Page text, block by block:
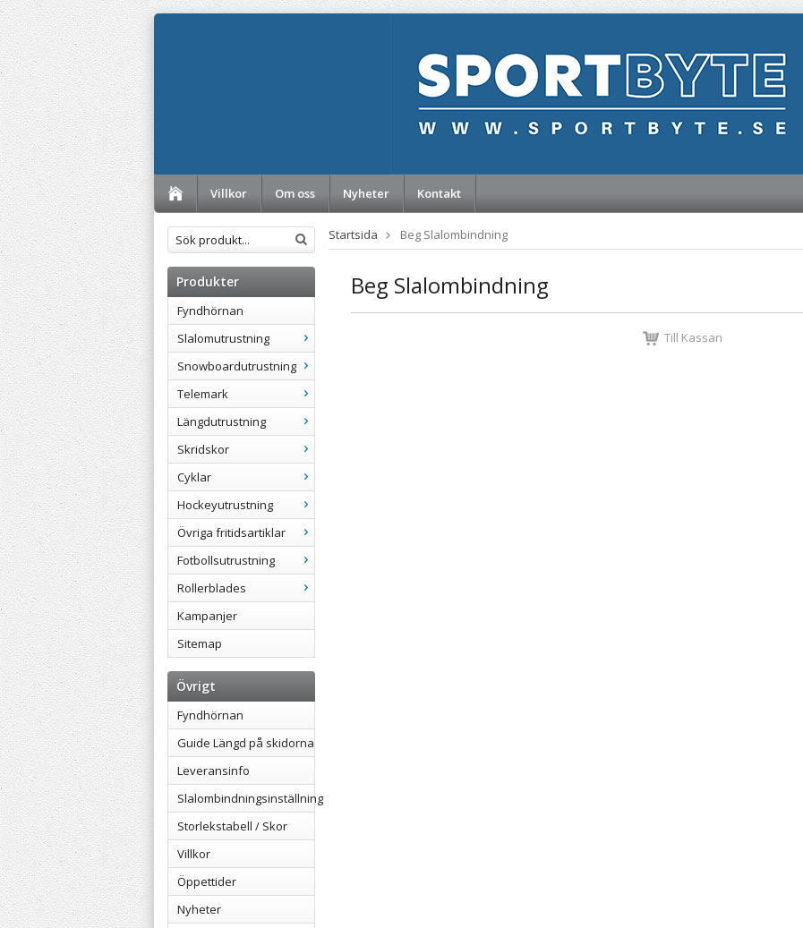
Villkor
Om oss Nyheter Kontakt
Produkter
Fyndhörnan
Slalomutrustning
Snowboardutrustning
Telemark
Längdutrustning
Skridskor
Cyklar
Hockeyutrustning
Övriga fritidsartiklar
Fotbollsutrustning
Rollerblades
Kampanjer
Sitemap
Övrigt
Fyndhörnan
Guide Längd på skidorna
Leveransinfo
Slalombindningsinställning
Storlekstabell / Skor
Villkor
Öppettider
Nyheter
Startsida Beg Slalombindning
Beg Slalombindning
Till Kassan